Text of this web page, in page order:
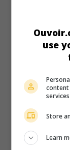
use
content
Store
Learn